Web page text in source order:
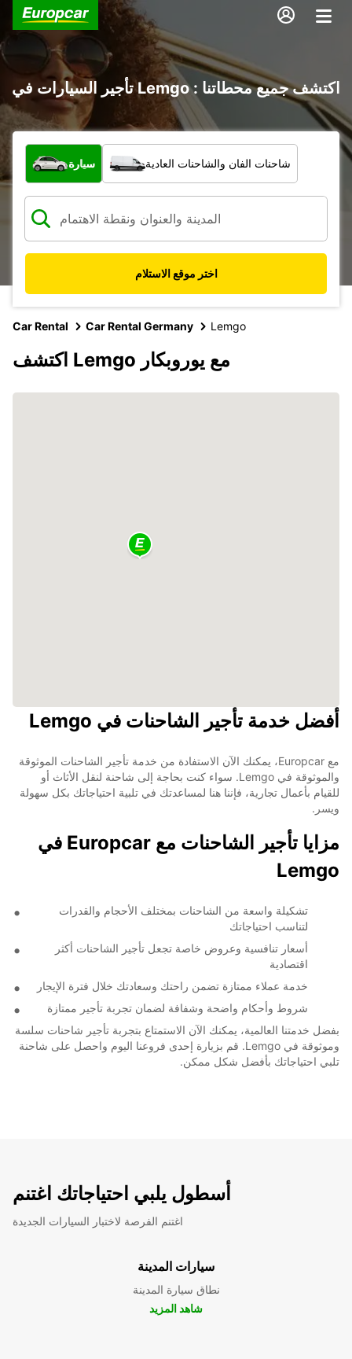
تأجير السيارات في Lemgo : اكتشف جميع محطاتنا
ما نوع المركبة؟
سيارة شاحنات الفان والشاحنات العادية
اختر موقع الاستلام
Car Rental Car Rental Germany Lemgo
اكتشف Lemgo مع يوروبكار
أفضل خدمة تأجير الشاحنات في Lemgo
مع Europcar، يمكنك الآن الاستفادة من خدمة تأجير الشاحنات الموثوقة
والموثوقة في Lemgo. سواء كنت بحاجة إلى شاحنة لنقل الأثاث أو
للقيام بأعمال تجارية، فإننا هنا لمساعدتك في تلبية احتياجاتك بكل سهولة
ويسر.
مزايا تأجير الشاحنات مع Europcar في
Lemgo
تشكيلة واسعة من الشاحنات بمختلف الأحجام والقدرات
لتناسب احتياجاتك
أسعار تنافسية وعروض خاصة تجعل تأجير الشاحنات أكثر
اقتصادية
خدمة عملاء ممتازة تضمن راحتك وسعادتك خلال فترة الإيجار
شروط وأحكام واضحة وشفافة لضمان تجربة تأجير ممتازة
بفضل خدمتنا العالمية، يمكنك الآن الاستمتاع بتجربة تأجير شاحنات سلسة
وموثوقة في Lemgo. قم بزيارة إحدى فروعنا اليوم واحصل على شاحنة
تلبي احتياجاتك بأفضل شكل ممكن.
أسطول يلبي احتياجاتك اغتنم
اغتنم الفرصة لاختبار السيارات الجديدة
سيارات المدينة
نطاق سيارة المدينة
شاهد المزيد